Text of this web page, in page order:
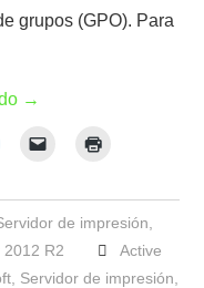
grupos (GPO). Para
→
de impresión
2012 R2
Active
Servidor de impresión